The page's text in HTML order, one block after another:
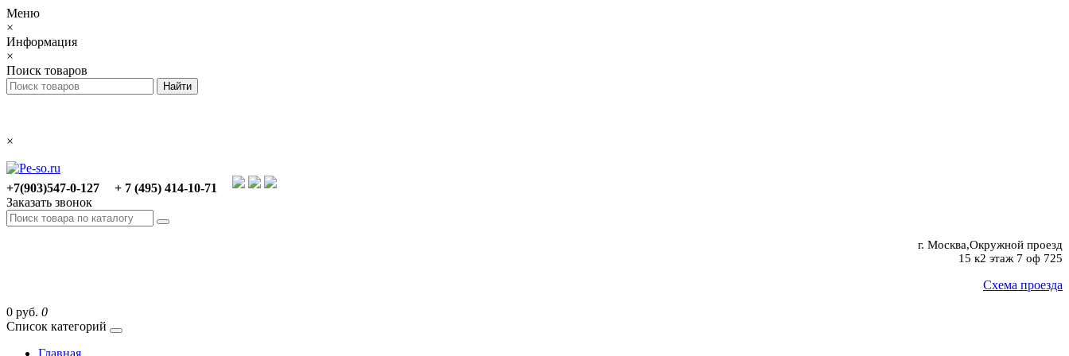
Меню
×
Информация
×
Поиск товаров
×
+7(903)547-0-127
+ 7 (495) 414-10-71
Заказать звонок
г. Москва,Окружной проезд
15 к2 этаж 7 оф 725
Схема проезда
0 руб. 0
Список категорий
Главная